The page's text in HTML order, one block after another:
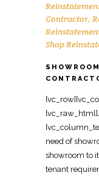
Contractor,
Shop